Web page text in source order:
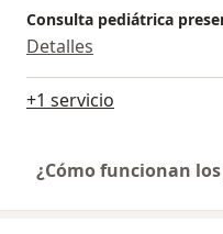
Consulta pediátrica
Detalles
+1 servicio
¿Cómo funcionan